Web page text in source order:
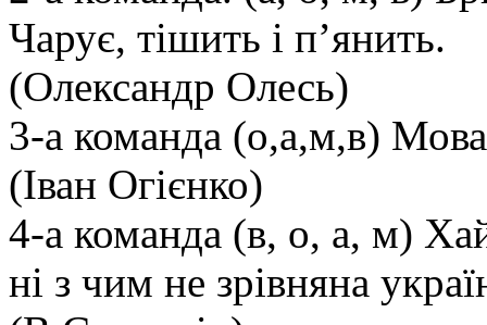
Чарує, тішить і п’янить.
(Олександр Олесь)
3-а команда (о,а,м,в)
(Іван Огієнко)
4-а команда (в, о, а, м)
ні з чим не зрівняна